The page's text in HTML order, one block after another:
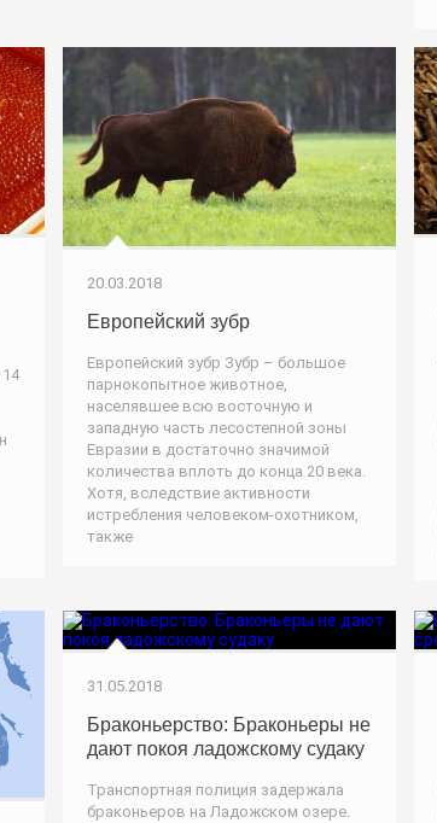
20.03.2018
Европейский зубр
Европейский зубр Зубр – большое
парнокопытное животное,
населявшее всю восточную и
западную часть лесостепной зоны
Евразии в достаточно значимой
количества вплоть до конца 20 века.
Хотя, вследствие активности
истребления человеком-охотником,
также
31.05.2018
Браконьерство: Браконьеры не
дают покоя ладожскому судаку
Транспортная полиция задержала
браконьеров на Ладожском озере.